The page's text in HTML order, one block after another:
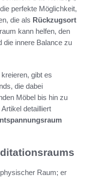
perfekte Möglichkeit,
die als Rückzugsort
kann helfen, den
die innere Balance zu
gibt es
die dabei
Möbel bis hin zu
detailliert
Raum; er